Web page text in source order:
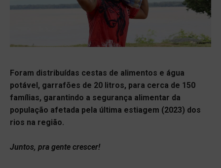
Foram distribuídas cestas de alimentos e água
potável, garrafões de 20 litros, para cerca de 150
famílias, garantindo a segurança alimentar da
população afetada pela última estiagem (2023) dos
rios na região.
Juntos, pra gente crescer!